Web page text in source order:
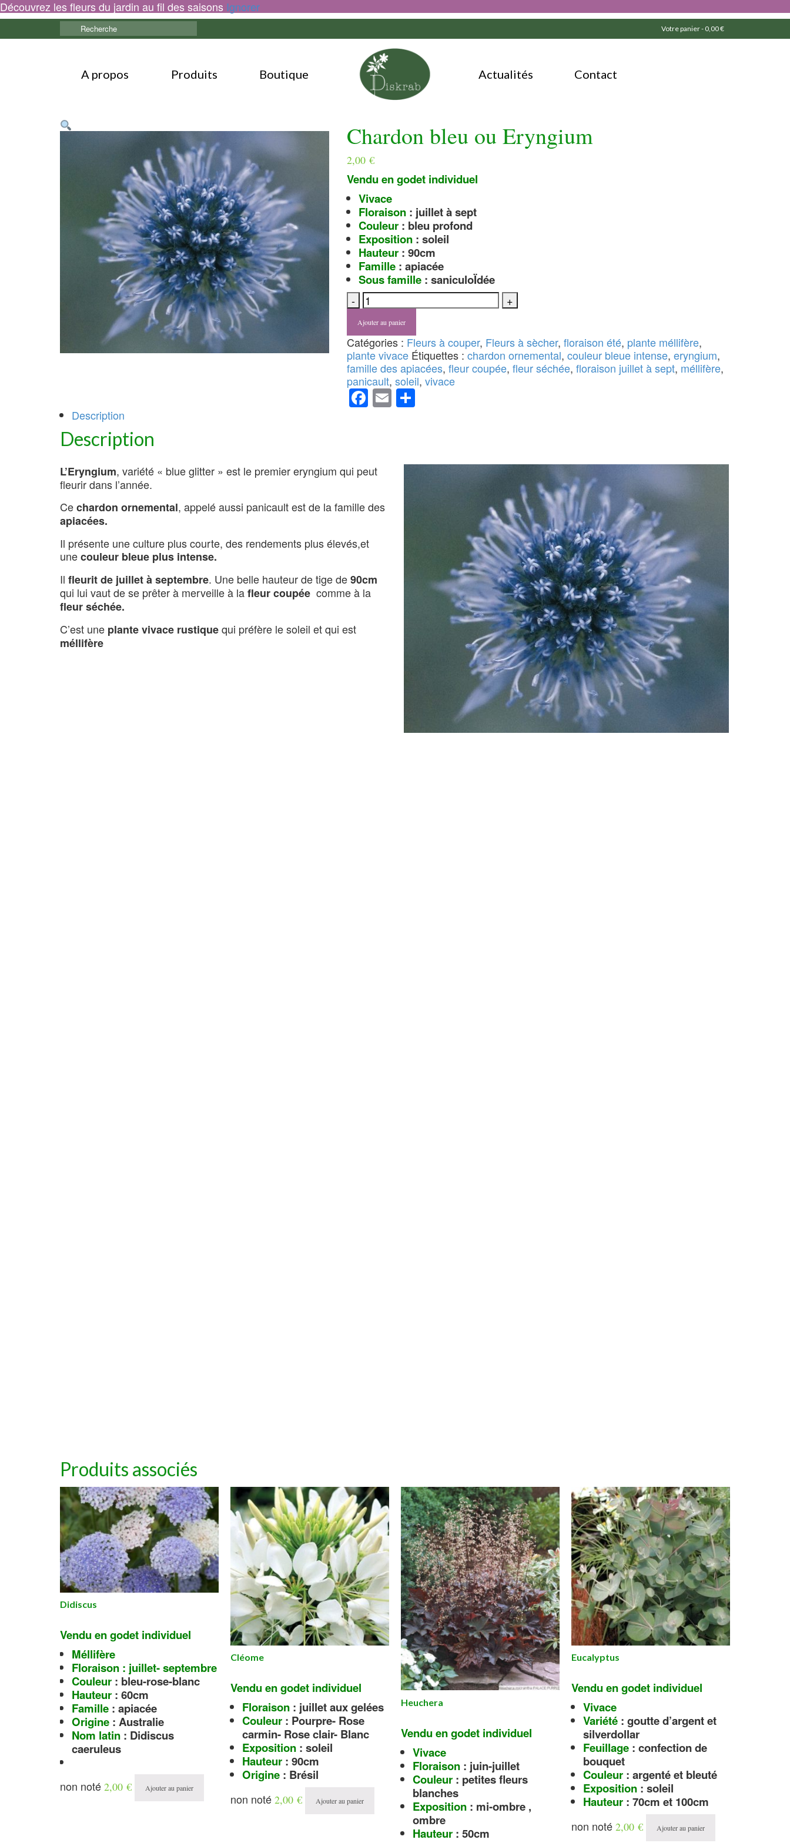
Découvrez les fleurs du jardin au fil des saisons Ignorer
Votre panier- 0,00€
Rechercher :
A propos Produits Boutique Actualités Contact
Chardon bleu ou Eryngium
2,00 €
Vendu en godet individuel
Vivace
Floraison: juillet à sept
Couleur: bleu profond
Exposition: soleil
Hauteur: 90cm
Famille: apiacée
Sous famille: saniculoÏdée
de
Chardon
bleu
ou
Eryngium
Ajouter au panier
Catégories : Fleurs à couper, Fleurs à sècher, floraison été, plante méllifère,
plante vivace Étiquettes : chardon ornemental, couleur bleue intense, eryngium,
famille des apiacées, fleur coupée, fleur séchée, floraison juillet à sept, méllifère,
panicault, soleil, vivace
Facebook
EmailPartager
Description
Description
L’Eryngium, variété « blue glitter » est le premier eryngium qui peut
fleurir dans l’année.
Cechardon ornemental, appelé aussi panicault est de la famille des
apiacées.
Il présente une culture plus courte, des rendements plus élevés,et
unecouleur bleue plus intense.
Il fleurit de juillet à septembre. Une belle hauteur de tige de90cm
qui lui vaut de se prêter à merveille à lafleur coupée comme à la
fleur séchée.
C’est une plante vivace rustiquequi préfère le soleil et qui est
méllifère
Produits associés
Didiscus
Vendu en godet individuel
Méllifère
Floraison : juillet- septembre
Couleur : bleu-rose-blanc
Hauteur : 60cm
Famille : apiacée
Origine : Australie
Nom latin : Didiscus
caeruleus
non noté 2,00 € Ajouter au panier
Cléome
Vendu en godet individuel
Floraison : juillet aux gelées
Couleur : Pourpre- Rose
carmin- Rose clair- Blanc
Exposition : soleil
Hauteur : 90cm
Origine : Brésil
non noté 2,00 € Ajouter au panier
Heuchera
Vendu en godet individuel
Vivace
Floraison : juin-juillet
Couleur : petites fleurs
blanches
Exposition : mi-ombre ,
ombre
Hauteur : 50cm
Eucalyptus
Vendu en godet individuel
Vivace
Variété : goutte d’argent et
silverdollar
Feuillage : confection de
bouquet
Couleur : argenté et bleuté
Exposition : soleil
Hauteur : 70cm et 100cm
non noté 2,00 € Ajouter au panier